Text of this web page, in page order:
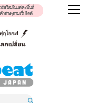
รัสใหม่ในแต่ละพื้นที่
าต่างๆตามเว็บไซต์